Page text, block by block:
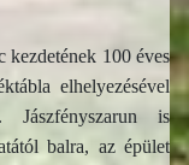
kezdetének 100 éves
elhelyezésével
Jászfényszarun is
balra, az épület